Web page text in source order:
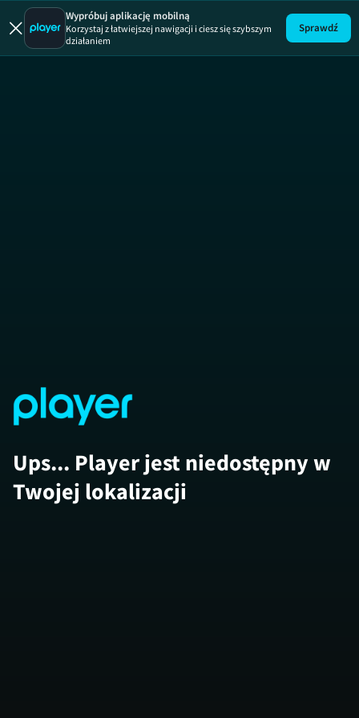
Wypróbuj aplikację mobilną
Korzystaj z łatwiejszej nawigacji i ciesz się szybszym
działaniem
Sprawdź
Ups... Player jest niedostępny w
Twojej lokalizacji